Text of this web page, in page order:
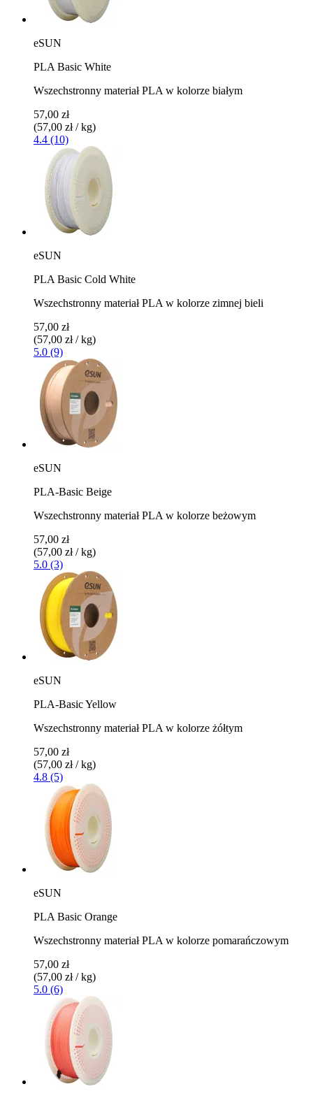
eSUN
PLA Basic White
Wszechstronny materiał PLA w kolorze białym
57,00 zł
(57,00 zł / kg)
4.4 (10)
eSUN
PLA Basic Cold White
Wszechstronny materiał PLA w kolorze zimnej bieli
57,00 zł
(57,00 zł / kg)
5.0 (9)
eSUN
PLA-Basic Beige
Wszechstronny materiał PLA w kolorze beżowym
57,00 zł
(57,00 zł / kg)
5.0 (3)
eSUN
PLA-Basic Yellow
Wszechstronny materiał PLA w kolorze żółtym
57,00 zł
(57,00 zł / kg)
4.8 (5)
eSUN
PLA Basic Orange
Wszechstronny materiał PLA w kolorze pomarańczowym
57,00 zł
(57,00 zł / kg)
5.0 (6)